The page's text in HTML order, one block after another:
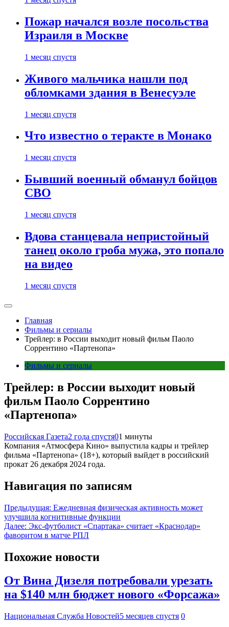
Пожар начался возле посольства
Израиля в Москве
1 месяц спустя
Живого мальчика нашли под
обломками здания в Венесуэле
1 месяц спустя
Что известно о теракте в Монако
1 месяц спустя
Бывший военный обманул бойцов
СВО
1 месяц спустя
Вдова станцевала непристойный
танец около гроба мужа, это попало
на видео
1 месяц спустя
Главная
Фильмы и сериалы
Трейлер: в России выходит новый фильм Паоло
Соррентино «Партенопа»
Фильмы и сериалы
Трейлер: в России выходит новый
фильм Паоло Соррентино
«Партенопа»
Российская Газета2 года спустя01 минуты
Компания «Атмосфера Кино» выпустила кадры и трейлер
фильма «Партенопа» (18+), который выйдет в российский
прокат 26 декабря 2024 года.
Навигация по записям
Предыдущая: Ежедневная физическая активность может
улучшила когнитивные функции
Далее: Экс-футболист «Спартака» считает «Краснодар»
фаворитом в матче РПЛ
Похожие новости
От Вина Дизеля потребовали урезать
на $140 млн бюджет нового «Форсажа»
Национальная Служба Новостей5 месяцев спустя 0